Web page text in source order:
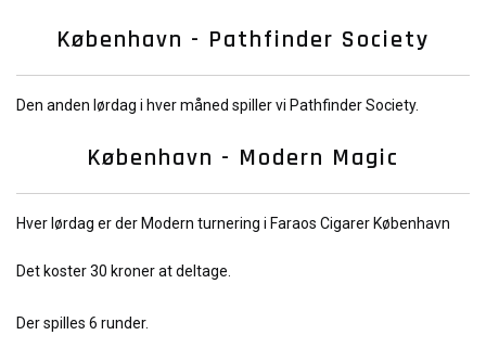
København - Pathfinder Society
Den anden lørdag i hver måned spiller vi Pathfinder Society.
København - Modern Magic
Hver lørdag er der Modern turnering i Faraos Cigarer København
Det koster 30 kroner at deltage.
Der spilles 6 runder.